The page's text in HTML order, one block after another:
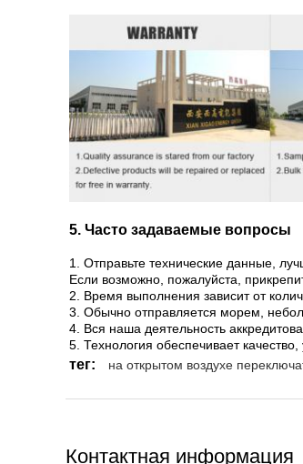
5. Часто задаваемые вопросы
1. Отправьте технические данные,
Если возможно, пожалуйста,
2. Время выполнения зависит от
3. Обычно отправляется морем,
4. Вся наша деятельность
5. Технология обеспечивает
тег: на открытом воздухе
Контактная информация